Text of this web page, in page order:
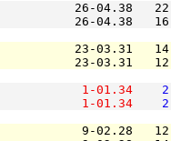
26-04.38
26-04.38
23-03.31
23-03.31
1-01.34
1-01.34
9-02.28